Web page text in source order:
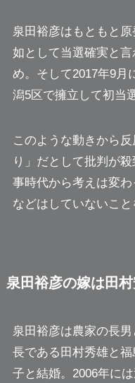
泉田裕彦はもともと
如として当選確実と
め。そして2017年9月
潟5区で擁立して初当
このような動きから
り」だとして批判が
事時代から考えは変
などはしていないこ
泉田裕彦の嫁は田
泉田裕彦は農家の長
長である田村秀雄と
子と結婚。2006年に